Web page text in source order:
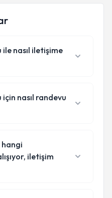
nasıl iletişime
nasıl randevu
hangi
iletişim